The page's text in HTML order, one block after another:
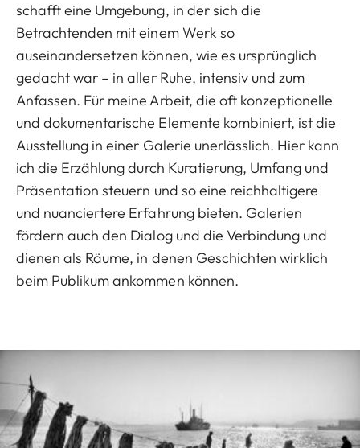
schafft eine Umgebung, in der sich die
Betrachtenden mit einem Werk so
auseinandersetzen können, wie es ursprünglich
gedacht war – in aller Ruhe, intensiv und zum
Anfassen. Für meine Arbeit, die oft konzeptionelle
und dokumentarische Elemente kombiniert, ist die
Ausstellung in einer Galerie unerlässlich. Hier kann
ich die Erzählung durch Kuratierung, Umfang und
Präsentation steuern und so eine reichhaltigere
und nuanciertere Erfahrung bieten. Galerien
fördern auch den Dialog und die Verbindung und
dienen als Räume, in denen Geschichten wirklich
beim Publikum ankommen können.